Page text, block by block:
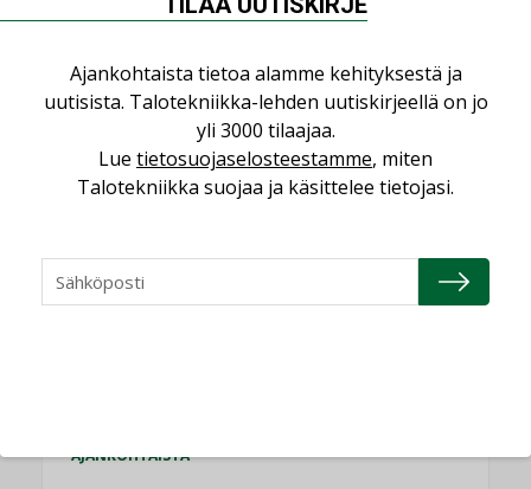
LUETUIMMAT UUTISET
Datakeskusurakointi on tekniikkalaji
LEHDEN ARTIKKELIT
AJANKOHTAISTA
Ajankohtaista tietoa alamme kehityksestä ja
uutisista. Talotekniikka-lehden uutiskirjeellä on jo
yli 3000 tilaajaa.
Lue tietosuojaselosteestamme, miten
Talotekniikka suojaa ja käsittelee tietojasi.